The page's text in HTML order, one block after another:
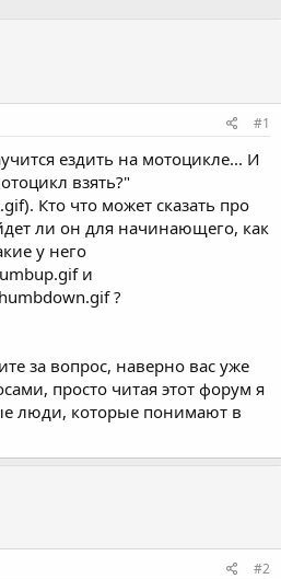
#1
ездить на мотоцикле... И
взять?"
Кто что может сказать про
ли он для начинающего, как
у него
и
?
за вопрос, наверно вас уже
просто читая этот форум я
люди, которые понимают в
#2